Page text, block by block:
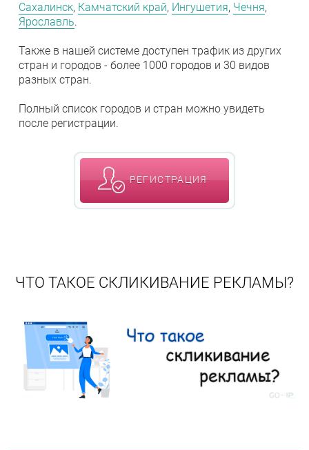
Сахалинск, Камчатский край, Ингушетия, Чечня,
Ярославль.
Также в нашей системе доступен трафик из других
стран и городов - более 1000 городов и 30 видов
разных стран.
Полный список городов и стран можно увидеть
после регистрации.
РЕГИСТРАЦИЯ
ЧТО ТАКОЕ СКЛИКИВАНИЕ РЕКЛАМЫ?